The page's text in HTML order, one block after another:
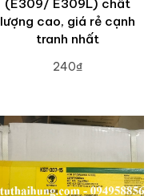
(E309/ E309L) chất
lượng cao, giá rẻ cạnh
tranh nhất
240₫